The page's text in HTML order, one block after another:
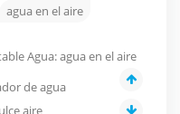
agua en el aire
Agua: agua en el aire
de agua
aire